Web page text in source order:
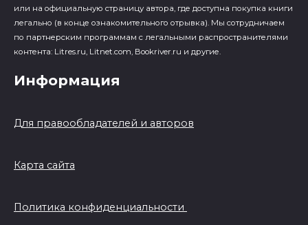
или на официальную страницу автора, где доступна покупка книги
легально (в конце ознакомительного отрывка). Мы сотрудничаем
по партнерским программам с легальными распространителями
контента: Litres.ru, Litnet.com, Bookriver.ru и другие.
Информация
Для правообладателей и авторов
Карта сайта
Политика конфиденциальности